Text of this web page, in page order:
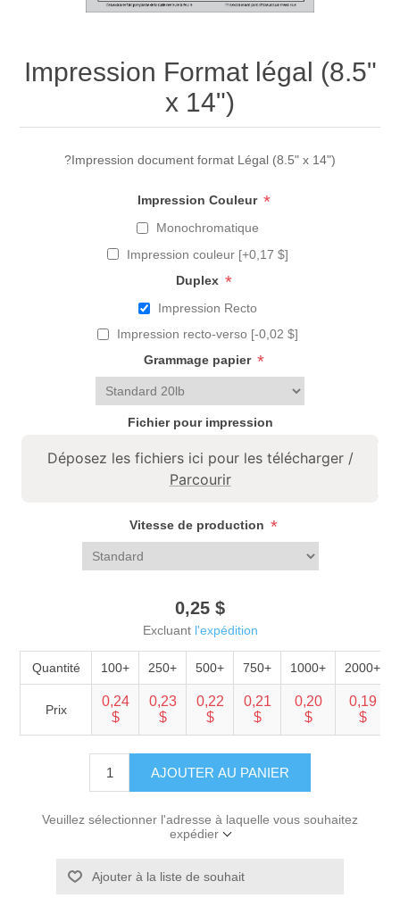
Impression Format légal (8.5"
x 14")
?Impression document format Légal (8.5" x 14")
Impression Couleur *
Monochromatique
Impression couleur [+0,17 $]
Duplex *
Impression Recto
Impression recto-verso [-0,02 $]
Grammage papier *
Fichier pour impression
Déposez les fichiers ici pour les télécharger /
Parcourir
Vitesse de production *
0,25 $
Excluant l'expédition
Quantité 100+ 250+ 500+ 750+ 1000+ 2000+
Prix
0,24
$
0,23
$
0,22
$
0,21
$
0,20
$
0,19
$
AJOUTER AU PANIER
Veuillez sélectionner l'adresse à laquelle vous souhaitez
expédier
Ajouter à la liste de souhait